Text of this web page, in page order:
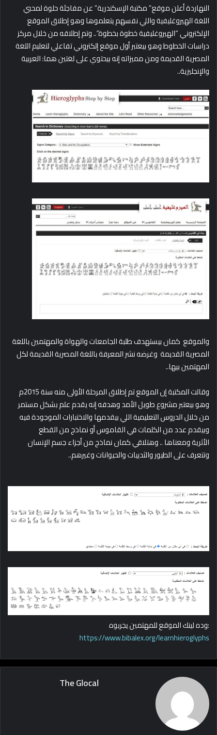
النهاردة أعلن موقع” مكتبة الإسكندرية” عن مفاجئة حلوة لمحبي
اللغة الهيروغليفية واللي نفسهم يتعلموها وهو إطلاق الموقع
الإلكتروني “الهيروغليفية خطوة بخطوة”.. وتم إطلاقه من خلال مركز
دراسات الخطوط وهو بيعتبر أول موقع إلكتروني تفاعلي لتعليم اللغة
المصرية القديمة ومن مميزاته إنه بيحتوي على لغتين هما: العربية
والإنجليزية..
والموقع كمان بيستهدف طلبة الجامعات والهواة والمهتمين باللغة
المصرية القديمة وغرضه نشر المعرفة باللغة المصرية القديمة لكل
المهتمين بيها..
وقالت المكتبة إن الموقع تم إطلاق المرحلة الأولى منه سنة 2015م
وهو بيعتبر مشروع طويل الأمد وهدفه إنه يقدم علم بشكل مستمر
من خلال الدروس التعليمية اللي بيقدمها والاختبارات الموجودة فيه
وبيقدم عدد من الكلمات في القاموس أو نماذج من القطع
الأثرية ومعناها .. وهتلاقي كمان نماذج من أجزاء جسم الإنسان
وتتعرف على الطيور والثدييات والحيوانات وغيرهم..
:وده لينك الموقع للمهتمين يجربوه
https://www.bibalex.org/learnhieroglyphs
The Glocal